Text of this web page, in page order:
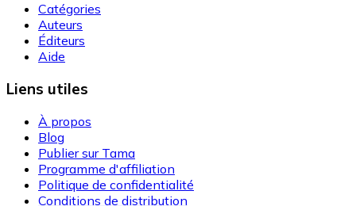
Catégories
Auteurs
Éditeurs
Aide
Liens utiles
À propos
Blog
Publier sur Tama
Programme d'affiliation
Politique de confidentialité
Conditions de distribution